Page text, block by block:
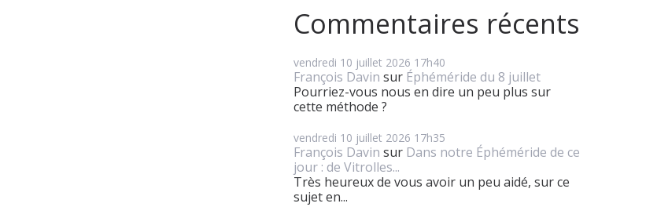
Commentaires récents
vendredi 10 juillet 2026 17h40
François Davin sur Éphéméride du 8 juillet
Pourriez-vous nous en dire un peu plus sur
cette méthode ?
vendredi 10 juillet 2026 17h35
François Davin sur Dans notre Éphéméride de ce
jour : de Vitrolles...
Très heureux de vous avoir un peu aidé, sur ce
sujet en...